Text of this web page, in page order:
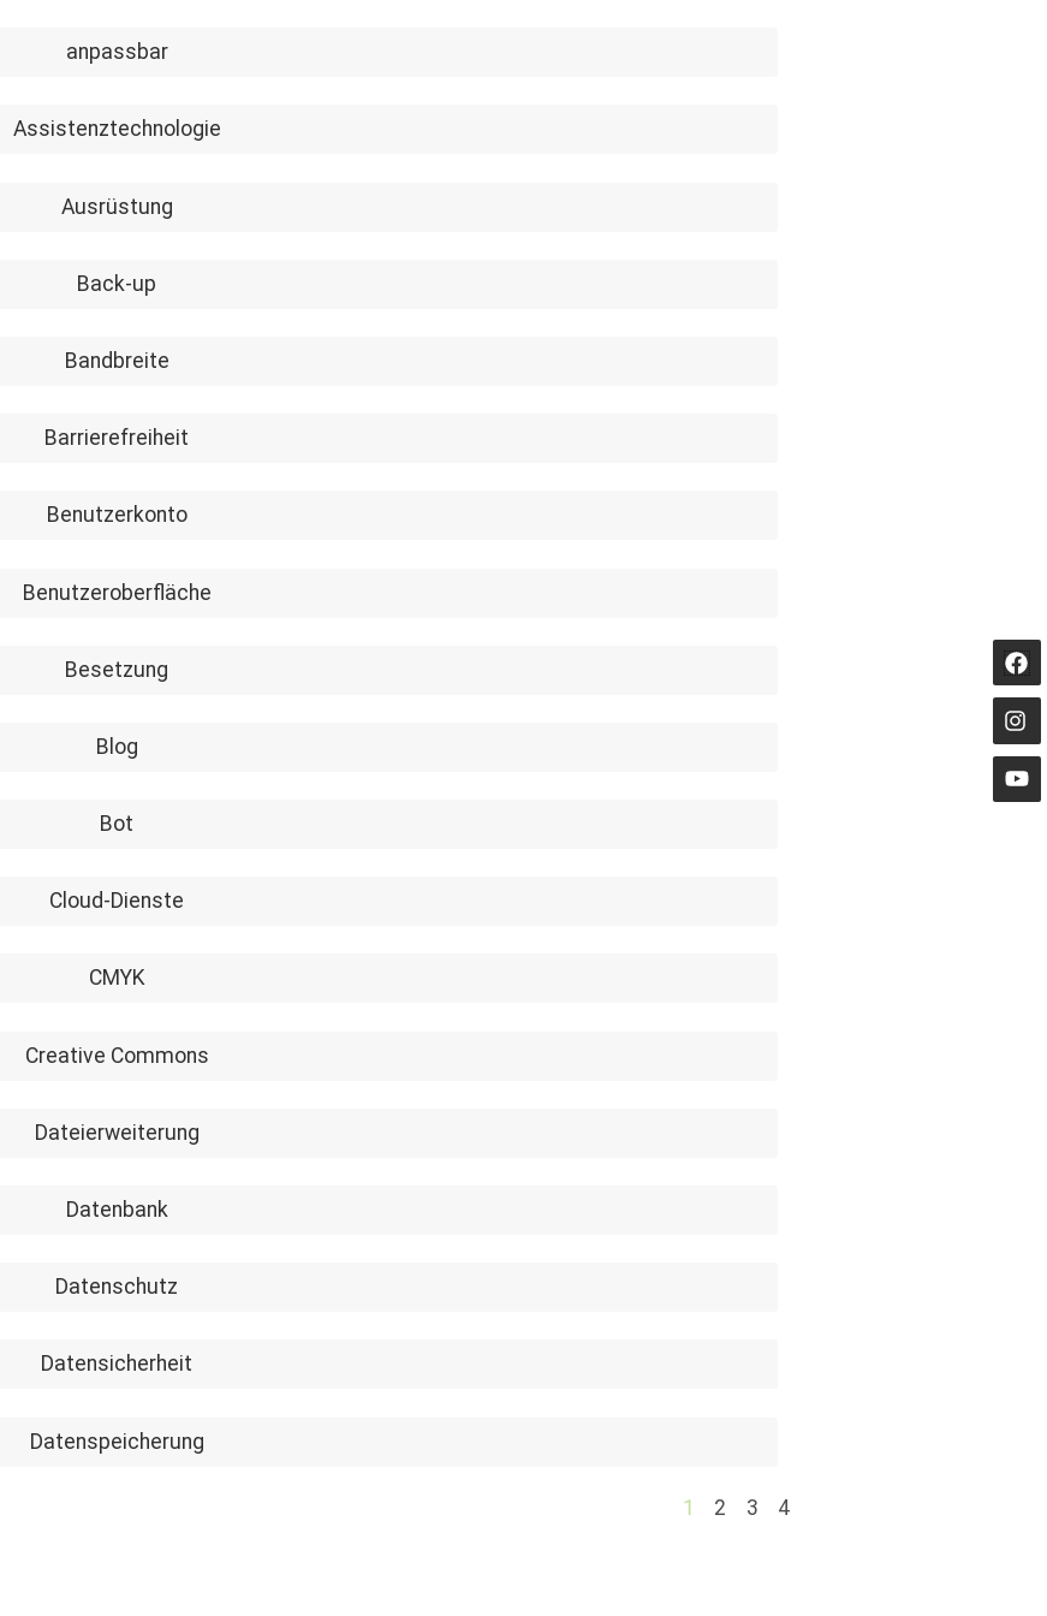
anpassbar
Assistenztechnologie
Ausrüstung
Back-up
Bandbreite
Barrierefreiheit
Benutzerkonto
Benutzeroberfläche
Besetzung
Blog
Bot
Cloud-Dienste
CMYK
Creative Commons
Dateierweiterung
Datenbank
Datenschutz
Datensicherheit
Datenspeicherung
1 2 3 4